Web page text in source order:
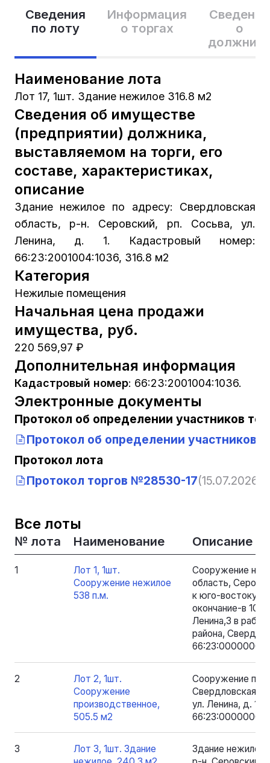
Сведения
по лоту
Информация
о торгах
Сведения
о
Наименование лота
Лот 17, 1шт. Здание нежилое 316.8 м2
Сведения об имуществе
(предприятии) должника,
выставляемом на торги, его
составе, характеристиках,
описание
Здание нежилое по адресу: Свердловская
область, р-н. Серовский, рп. Сосьва, ул.
Ленина, д. 1. Кадастровый номер:
66:23:2001004:1036, 316.8 м2
Категория
Нежилые помещения
Начальная цена продажи
имущества, руб.
220 569,97 ₽
Дополнительная информация
Кадастровый номер: 66:23:2001004:1036.
Электронные документы
Протокол об определении участников
Протокол об определении участников
Протокол лота
Протокол торгов №28530-17(15.07.2026,
Все лоты
№ лота Наименование Описание
1
Лот 1, 1шт.
Сооружение нежилое
538 п.м.
Сооружение
область,
к юго-востоку
окончание-в
Ленина,3 в
района,
2
Лот 2, 1шт.
Сооружение
производственное,
505.5 м2
Сооружение
Свердловская
ул. Ленина, д. 1.
3
Лот 3, 1шт. Здание
Здание нежилое